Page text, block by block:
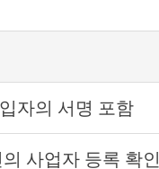
자의 서명 포함
사업자 등록 확인